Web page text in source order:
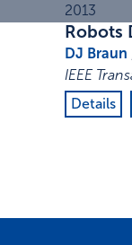
2013
Robots
DJ Braun
IEEE
Details